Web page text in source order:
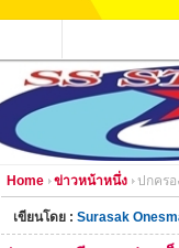
Home ข่าวหน้าหนึ่ง ปกครอ
เขียนโดย : Surasak